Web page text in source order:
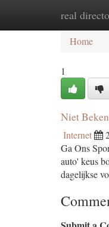
realHome
Home
1
Niet
Internet
Ga Ons
auto' keus
dagelijkse